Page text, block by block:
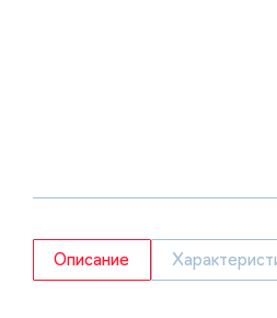
Описание